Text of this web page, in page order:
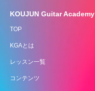
KOUJUN Guitar Academy
TOP
KGAとは
レッスン一覧
コンテンツ